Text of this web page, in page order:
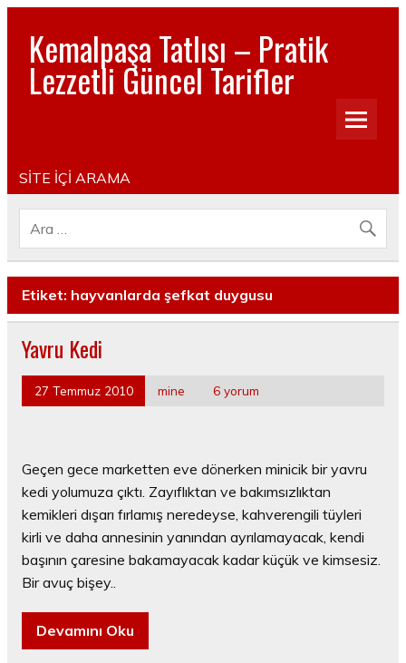
Kemalpaşa Tatlısı – Pratik
Lezzetli Güncel Tarifler
Pratik, lezzetli, Güncel, Resimli, Pasta- Yemek- Kurabiye-
SİTE İÇİ ARAMA
Etiket: hayvanlarda şefkat duygusu
Yavru Kedi
27 Temmuz 2010 mine 6 yorum
Geçen gece marketten eve dönerken minicik bir yavru
kedi yolumuza çıktı. Zayıflıktan ve bakımsızlıktan
kemikleri dışarı fırlamış neredeyse, kahverengili tüyleri
kirli ve daha annesinin yanından ayrılamayacak, kendi
başının çaresine bakamayacak kadar küçük ve kimsesiz.
Bir avuç bişey..
Devamını Oku